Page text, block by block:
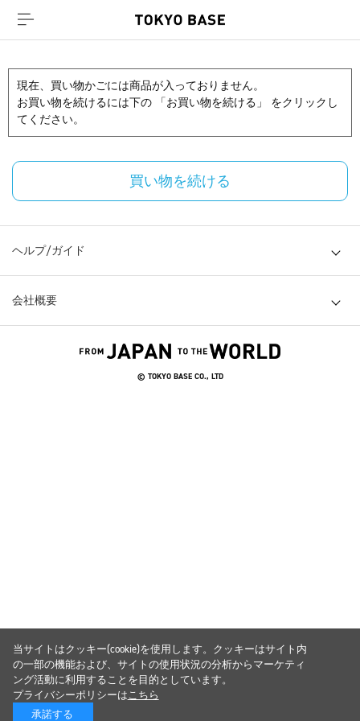
現在、買い物かごには商品が入っておりません。
お買い物を続けるには下の 「お買い物を続ける」 をクリックし
てください。
買い物を続ける
ヘルプ/ガイド
会社概要
© TOKYO BASE CO., LTD
当サイトはクッキー(cookie)を使用します。クッキーはサイト内
の一部の機能および、サイトの使用状況の分析からマーケティ
ング活動に利用することを目的としています。
プライバシーポリシーはこちら
承諾する